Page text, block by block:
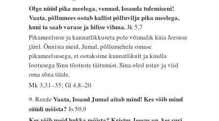
Olge nüüd pika meelega, vennad, Issanda tulemiseni!
Vaata, põllumees ootab kallist põlluvilja pika meelega,
kuni ta saab varase ja hilise vihma.Jk 5,7
Pikameelsuse ja kannatlikkuseta pole võimalik käia Jeesuse
järel. Õnnista meid, Jumal, põllumehele omase
pikameelsusega, et ootaksime kannatlikult ja kindla
lootusega Sinu tõotuste täitumist. Sina oled ustav ja viid
oma sõna täide.
Mk 3,31–35; Gl 4,8–20
9. ReedeVaata, Issand Jumal aitab mind! Kes võib mind
süüdi mõista?Js 50,9